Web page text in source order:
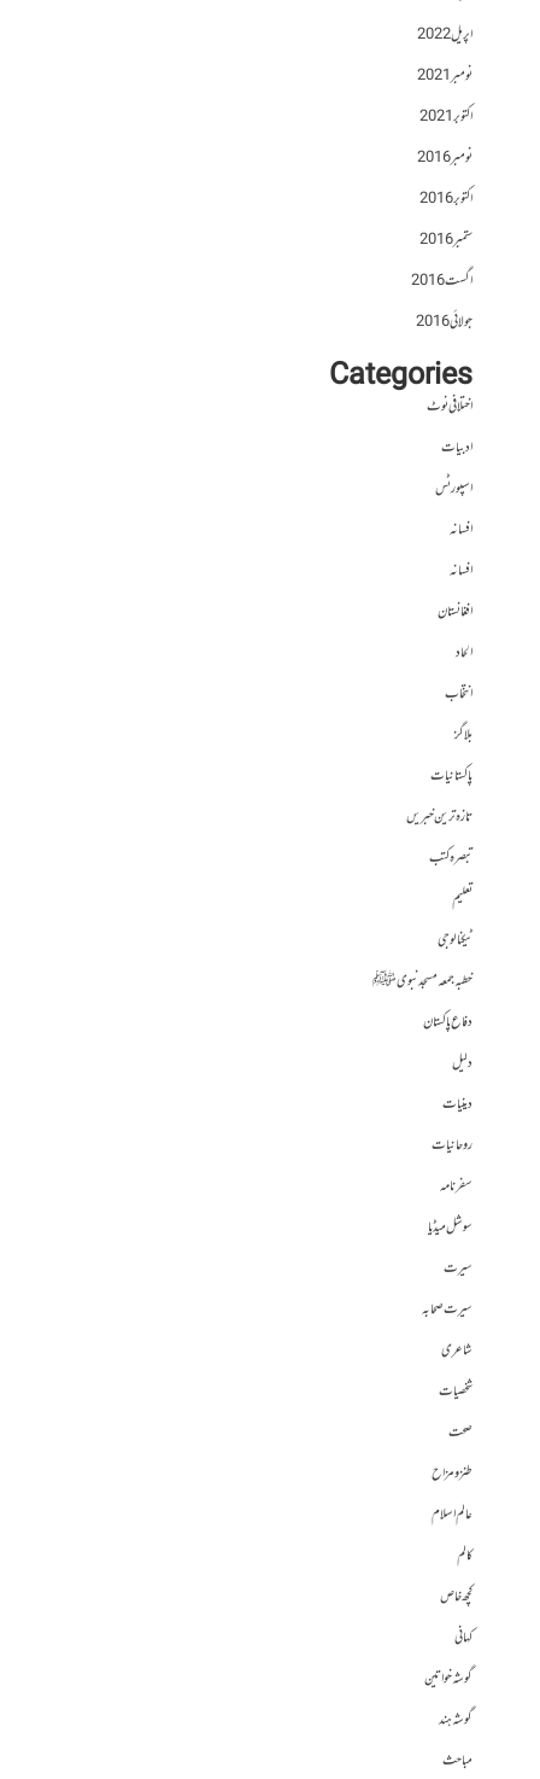
اپریل 2022
نومبر 2021
اکتوبر 2021
نومبر 2016
اکتوبر 2016
ستمبر 2016
اگست 2016
جولائی 2016
Categories
اختلافی نوٹ
ادبیات
اسپورٹس
افسانہ
افسانہ
افغانستان
الحاد
انتخاب
بلاگز
پاکستانیات
تازہ ترین خبریں
تبصرہ کتب
تعلیم
ٹیکنالوجی
خطبہ جمعہ مسجد نبوی ﷺ
دفاع پاکستان
دلیل
دینیات
روحانیات
سفرنامہ
سوشل میڈیا
سیرت
سیرت صحابہ
شاعری
شخصیات
صحت
طنز و مزاح
عالم اسلام
کالم
کچھ خاص
کہانی
گوشہ خواتین
گوشہ ہند
مباحث